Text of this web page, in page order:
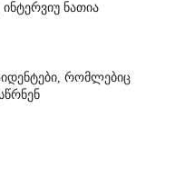
ნათია
რომლებიც